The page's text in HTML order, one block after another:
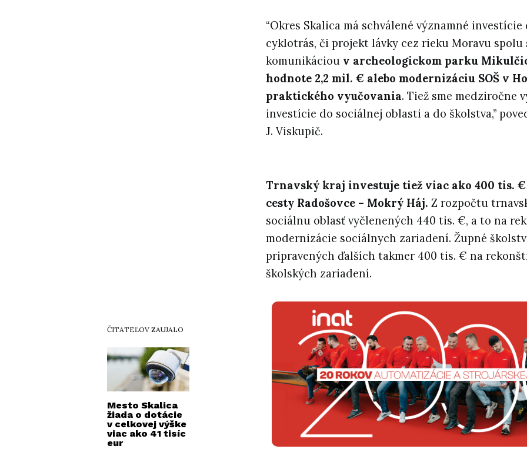
ČITATEĽOV ZAUJALO
Mesto Skalica
žiada o dotácie
v celkovej výške
viac ako 41 tisíc
eur
“Okres Skalica má schválené významné
cyklotrás, či projekt lávky cez rieku Moravu spolu
komunikáciou v archeologickom parku
hodnote 2,2 mil. € alebo modernizáciu SOŠ v
praktického vyučovania. Tiež sme medziročne
investície do sociálnej oblasti a do školstva,”
J. Viskupič.
Trnavský kraj investuje tiež viac ako 400 tis.
cesty Radošovce – Mokrý Háj. Z rozpočtu
sociálnu oblasť vyčlenených 440 tis. €, a to na
modernizácie sociálnych zariadení. Župné
pripravených ďalších takmer 400 tis. € na
školských zariadení.